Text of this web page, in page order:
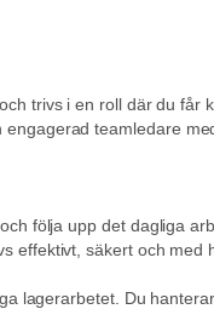
trivs i en roll där du får
teamledare
följa upp det dagliga
effektivt, säkert och med
lagerarbetet. Du